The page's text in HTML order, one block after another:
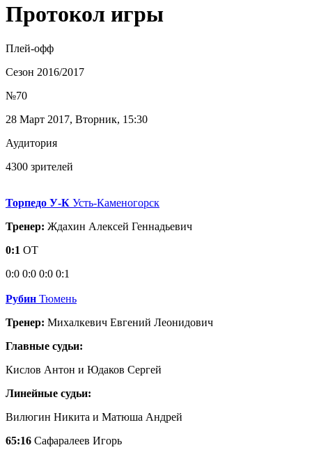
Протокол игры
Плей-офф
Сезон 2016/2017
№70
28 Март 2017, Вторник, 15:30
Аудитория
4300 зрителей
Торпедо У-К Усть-Каменогорск
Тренер: Ждахин Алексей Геннадьевич
0:1 ОТ
0:0 0:0 0:0 0:1
Рубин Тюмень
Тренер: Михалкевич Евгений Леонидович
Главные судьи:
Кислов Антон и Юдаков Сергей
Линейные судьи:
Вилюгин Никита и Матюша Андрей
65:16 Сафаралеев Игорь